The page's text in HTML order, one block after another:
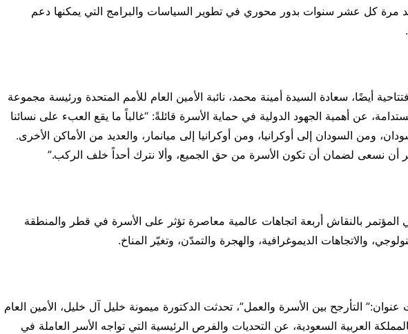
مرة كل عشر سنوات بدور محوري في تطوير السياسات والبرامج التي يمكنها دعم
أيضًا، سعادة السيدة أمينة محمد، نائبة الأمين العام للأمم المتحدة ورئيسة مجموعة
عن أهمية الجهود الدولية في حماية الأسرة قائلةً: “غالباً ما يقع العبء على نسائنا
ومن السودان إلى أوكرانيا، ومن أوكرانيا إلى ميانمار، والعديد من الأماكن الأخرى.
أن نسعى لضمان أن تكون الأسرة من حق الجميع، وألا نترك أحداً خلف الركب.”
المؤتمر بالنقاش أربعة اتجاهات عالمية معاصرة تؤثر على الأسرة في قطر والمنطقة
والاتجاهات الديموغرافية، والهجرة والتمدّن، وتغيّر المناخ.
التأرجح بين الأسرة والعمل”، تحدثت الدكتورة ميمونة خليل آل خليل، الأمين العام
العربية السعودية، عن التحديات والفرص الرئيسية التي تواجه الأسر العاملة في